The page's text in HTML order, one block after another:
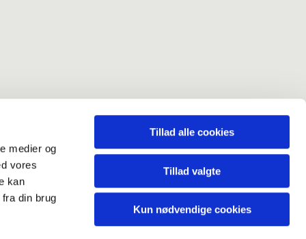
medier og
vores
kan
din brug
Tillad alle cookies
Tillad valgte
Kun nødvendige cookies